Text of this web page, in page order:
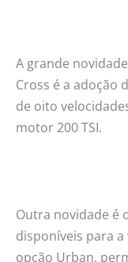
A grande
Cross é a adoção
de oito
motor 200 TSI.
Outra novidade é
disponíveis para a
opção Urban,
oito
marchas